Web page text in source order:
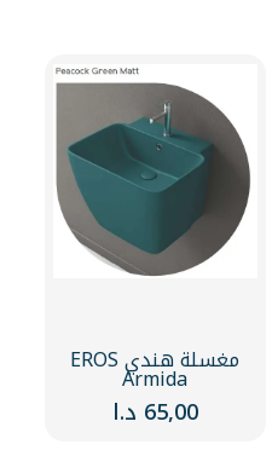
الحالي مغسلة هندي EROS
Armida
65,00 د.ا